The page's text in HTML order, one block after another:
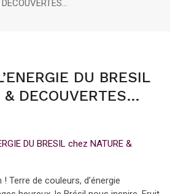
DU BRESIL
DECOUVERTES…
DU BRESIL chez NATURE &
Terre de couleurs, d’énergie